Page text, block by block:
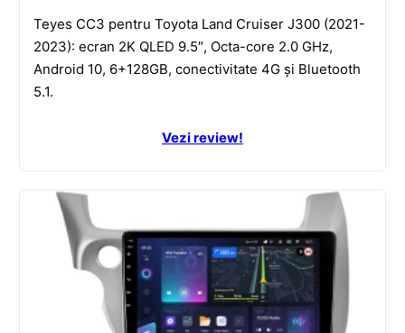
Teyes CC3 pentru Toyota Land Cruiser J300 (2021-
2023): ecran 2K QLED 9.5″, Octa-core 2.0 GHz,
Android 10, 6+128GB, conectivitate 4G și Bluetooth
5.1.
Vezi review!